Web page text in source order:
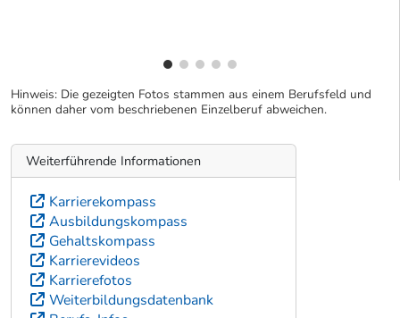
Hinweis: Die gezeigten Fotos stammen aus einem Berufsfeld und
können daher vom beschriebenen Einzelberuf abweichen.
Weiterführende Informationen
Karrierekompass
Ausbildungskompass
Gehaltskompass
Karrierevideos
Karrierefotos
Weiterbildungsdatenbank